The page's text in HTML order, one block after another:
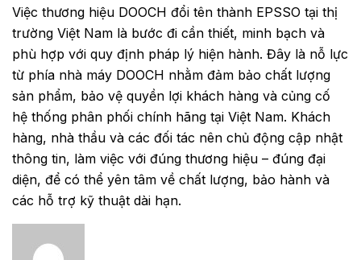
Việc thương hiệu DOOCH đổi tên thành EPSSO tại thị
trường Việt Nam là bước đi cần thiết, minh bạch và
phù hợp với quy định pháp lý hiện hành. Đây là nỗ lực
từ phía nhà máy DOOCH nhằm đảm bảo chất lượng
sản phẩm, bảo vệ quyền lợi khách hàng và củng cố
hệ thống phân phối chính hãng tại Việt Nam. Khách
hàng, nhà thầu và các đối tác nên chủ động cập nhật
thông tin, làm việc với đúng thương hiệu – đúng đại
diện, để có thể yên tâm về chất lượng, bảo hành và
các hỗ trợ kỹ thuật dài hạn.